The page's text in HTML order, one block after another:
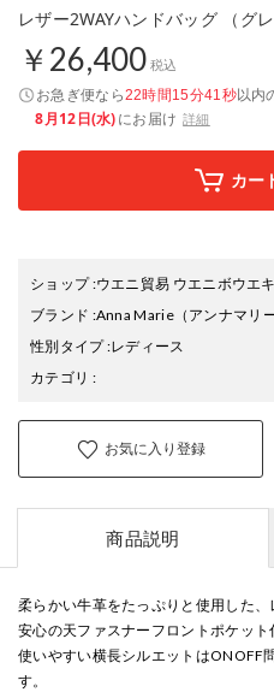
レザー2WAYハンドバッグ （グレ
￥26,400 税込
お急ぎ便なら22時間15分40秒以内
8月12日(水)にお届け 詳細
カー
ショップ:ウエニ貿易 ウエニボウエキ
ブランド :Anna Marie（アンナマリー
性別タイプ:レディース
カテゴリ :
お気に入り登録
商品説明
柔らかい牛革をたっぷりと使用した、
安心の天ファスナーフロントポケット
使いやすい横長シルエットはONOFF
す。